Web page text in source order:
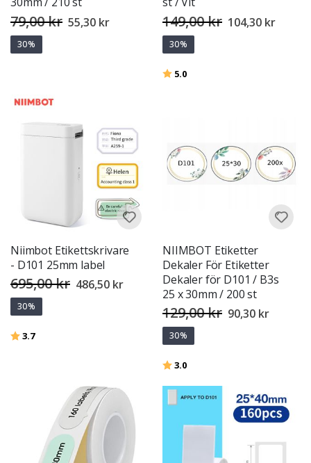
79,00 kr Special
Price
55,30 kr
30%
149,00 kr Special
Price
104,30 kr
30%
Betyg:
5.0
Niimbot Etikettskrivare
- D101 25mm label
695,00 kr Special
Price
486,50 kr
30%
Betyg:
3.7utav 5 stjärnor
NIIMBOT Etiketter
Dekaler För Etiketter
Dekaler för D101 / B3s
25 x 30mm / 200 st
129,00 kr Special
Price
90,30 kr
30%
Betyg:
3.0